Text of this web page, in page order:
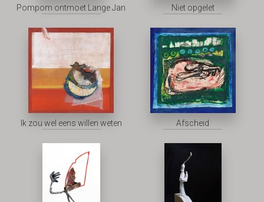
Pompom ontmoet Lange Jan Niet opgelet
Ik zou wel eens willen weten Afscheid